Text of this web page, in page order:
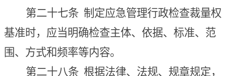
第二十七条制定应急管理行政检查裁量权
基准时，应当明确检查主体、依据、标准、范
围、方式和频率等内容。
第二十八条根据法律、法规、规章规定，